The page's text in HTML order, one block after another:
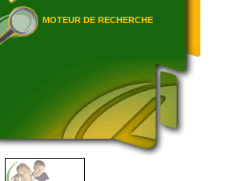
MOTEUR DE RECHERCHE